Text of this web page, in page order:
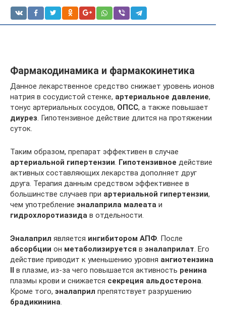
Фармакодинамика и фармакокинетика
Данное лекарственное средство снижает уровень ионов
натрия в сосудистой стенке, артериальное давление,
тонус артериальных сосудов, ОПСС, а также повышает
диурез. Гипотензивное действие длится на протяжении
суток.
Таким образом, препарат эффективен в случае
артериальной гипертензии. Гипотензивное действие
активных составляющих лекарства дополняет друг
друга. Терапия данным средством эффективнее в
большинстве случаев при артериальной гипертензии,
чем употребление эналаприла малеата и
гидрохлоротиазида в отдельности.
Эналаприл является ингибитором АПФ. После
абсорбции он метаболизируется в эналаприлат. Его
действие приводит к уменьшению уровня ангиотензина
II в плазме, из-за чего повышается активность ренина
плазмы крови и снижается секреция альдостерона.
Кроме того, эналаприл препятствует разрушению
брадикинина.